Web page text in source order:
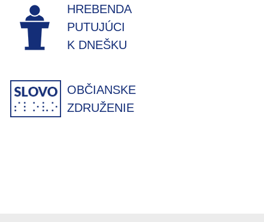
HREBENDA
PUTUJÚCI
K DNEŠKU
OBČIANSKE
ZDRUŽENIE